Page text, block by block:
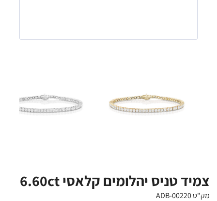
צמיד טניס יהלומים קלאסי 6.60ct
מק"ט ADB-00220